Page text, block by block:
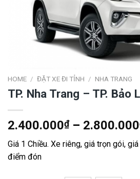
HOME / ĐẶT XE ĐI TỈNH / NHA TRANG
TP. Nha Trang – TP. Bảo
2.400.000₫– 2.800.000
Giá 1 Chiều. Xe riêng, giá trọn gói,
điểm đón